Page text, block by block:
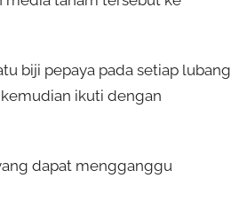
biji pepaya pada setiap lubang
ikuti dengan
dapat mengganggu